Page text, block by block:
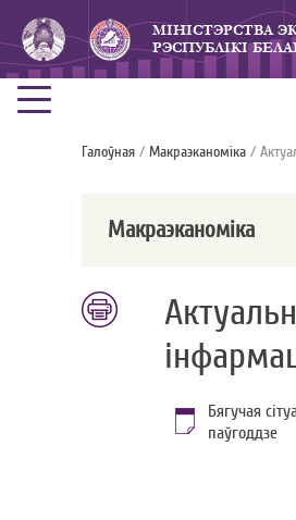
МIНICТЭРСТВА
РЭСПУБЛIКI
Галоўная /Макраэканоміка /
Макраэканоміка
Бягучая
паўгоддзе